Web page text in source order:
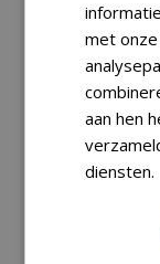
met
aan hen
diensten.